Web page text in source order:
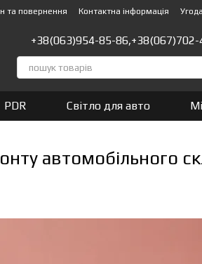
та повернення Контактна інформація
+38(063)954-85-86,+38(067)702-
PDR Світло для авто
автомобільного